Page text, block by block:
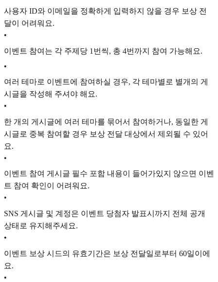
사용자 ID와 이메일을 정확하게 입력하지 않을 경우 보상 전
달이 어려워요.
•
이벤트 참여는 각 주제당 1번씩, 총 4번까지 참여 가능해요.
•
여러 테마로 이벤트에 참여하실 경우, 각 테마별로 별개의 게
시글을 작성해 주셔야 해요.
•
한 개의 게시글에 여러 테마를 묶어서 참여하거나, 동일한 게
시글로 중복 참여할 경우 보상 전달 대상에서 제외될 수 있어
요.
•
이벤트 참여 게시글 필수 포함 내용이 들어가있지 않으면 이벤
트 참여 확인이 어려워요.
•
SNS 게시글 및 계정은 이벤트 당첨자 발표시까지 전체 공개
상태로 유지해주세요.
•
이벤트 보상 시드의 유효기간은 보상 전달일로부터 60일이에
요.
•